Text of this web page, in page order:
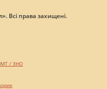
Всі права захищені.
/ ЗНО